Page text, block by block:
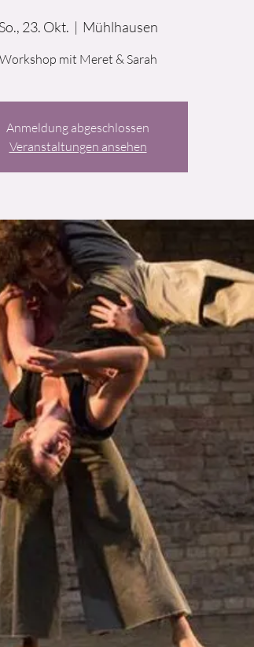
So., 23. Okt.
  |
Mühlhausen
Workshop mit Meret & Sarah
Anmeldung abgeschlossen
Veranstaltungen ansehen